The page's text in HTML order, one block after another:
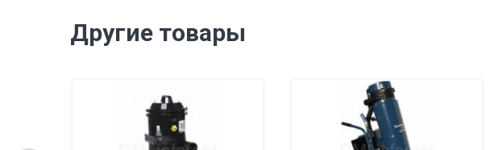
Другие товары